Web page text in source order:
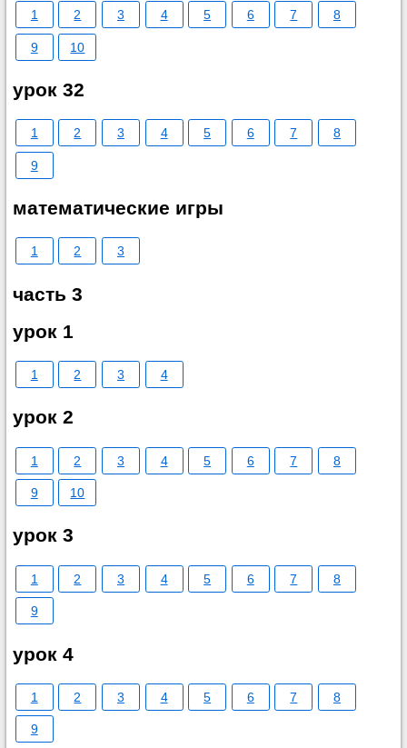
1 2 3 4 5 6 7 8
9 10
урок 32
1 2 3 4 5 6 7 8
9
математические игры
1 2 3
часть 3
урок 1
1 2 3 4
урок 2
1 2 3 4 5 6 7 8
9 10
урок 3
1 2 3 4 5 6 7 8
9
урок 4
1 2 3 4 5 6 7 8
9